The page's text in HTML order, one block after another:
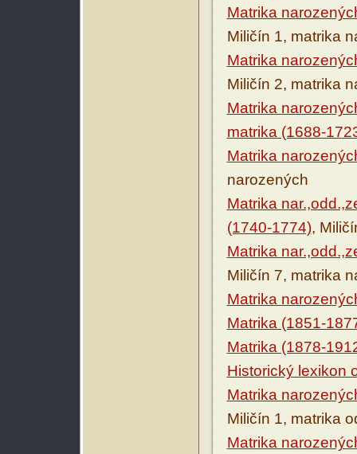
Matrika
Miličín 1, matrika
Matrika
Miličín 2, matrika
Matrika
matrika (1688-
Matrika
narozených
Matrika
(1740-1774),
Matrika
Miličín 7, matrika
Matrika
Matrika (1851-
Matrika (1878-
Historický lexikon
Matrika
Miličín 1, matrika
Matrika